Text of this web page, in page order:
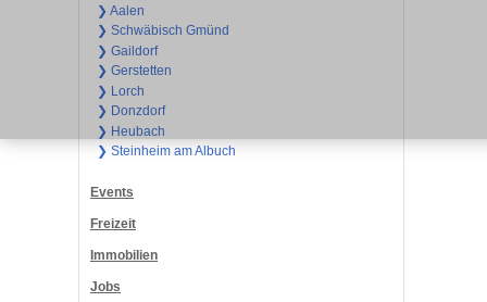
❯ Aalen
❯ Schwäbisch Gmünd
❯ Gaildorf
❯ Gerstetten
❯ Lorch
❯ Donzdorf
❯ Heubach
❯ Steinheim am Albuch
Events
Freizeit
Immobilien
Jobs